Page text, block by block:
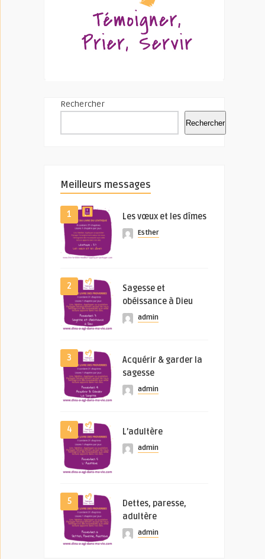
Rechercher
Rechercher
Meilleurs messages
1 Les vœux et les dîmes
Esther
2
Sagesse et
obéissance à Dieu
admin
3
Acquérir & garder la
sagesse
admin
4 L’adultère
admin
5
Dettes, paresse,
adultère
admin